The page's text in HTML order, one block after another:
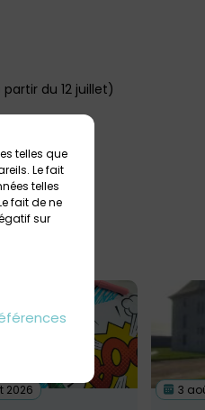
telles que
Le fait
telles
fait de ne
sur
du 12 juillet)
2026 3